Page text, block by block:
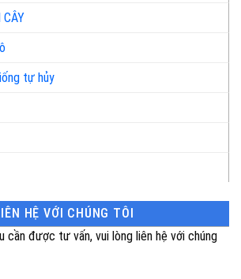
CÂY
tự hủy
HỆ VỚI CHÚNG TÔI
cần được tư vấn, vui lòng liên hệ với chúng